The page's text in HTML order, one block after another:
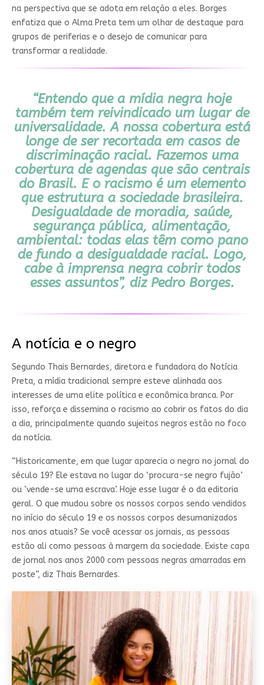
na perspectiva que se adota em relação a eles. Borges
enfatiza que o Alma Preta tem um olhar de destaque para
grupos de periferias e o desejo de comunicar para
transformar a realidade.
“Entendo que a mídia negra hoje
também tem reivindicado um lugar de
universalidade. A nossa cobertura está
longe de ser recortada em casos de
discriminação racial. Fazemos uma
cobertura de agendas que são centrais
do Brasil. E o racismo é um elemento
que estrutura a sociedade brasileira.
Desigualdade de moradia, saúde,
segurança pública, alimentação,
ambiental: todas elas têm como pano
de fundo a desigualdade racial. Logo,
cabe à imprensa negra cobrir todos
esses assuntos”, diz Pedro Borges.
A notícia e o negro
Segundo Thais Bernardes, diretora e fundadora do Notícia
Preta, a mídia tradicional sempre esteve alinhada aos
interesses de uma elite política e econômica branca. Por
isso, reforça e dissemina o racismo ao cobrir os fatos do dia
a dia, principalmente quando sujeitos negros estão no foco
da notícia.
“Historicamente, em que lugar aparecia o negro no jornal do
século 19? Ele estava no lugar do ‘procura-se negro fujão’
ou ‘vende-se uma escrava’. Hoje esse lugar é o da editoria
geral. O que mudou sobre os nossos corpos sendo vendidos
no início do século 19 e os nossos corpos desumanizados
nos anos atuais? Se você acessar os jornais, as pessoas
estão ali como pessoas à margem da sociedade. Existe capa
de jornal nos anos 2000 com pessoas negras amarradas em
poste”, diz Thais Bernardes.